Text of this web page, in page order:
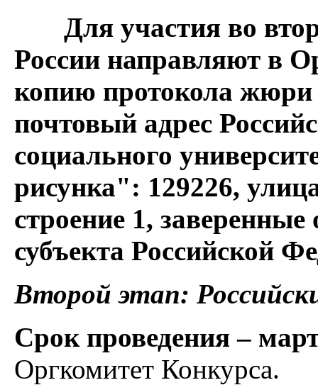
Для участия во
России направляют в
копию протокола жюри
почтовый адрес
социального
рисунка": 129226,
строение 1, заверенные
субъекта Российской
Второй этап:
Срок проведения –
Оргкомитет Конкурса.